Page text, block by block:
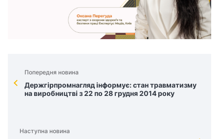
Попередня новина
Держгірпромнагляд інформує: стан травматизму
на виробництві з 22 по 28 грудня 2014 року
Наступна новина